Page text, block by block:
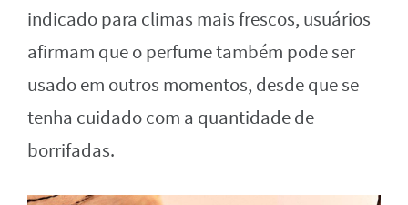
indicado para climas mais frescos, usuários
afirmam que o perfume também pode ser
usado em outros momentos, desde que se
tenha cuidado com a quantidade de
borrifadas.